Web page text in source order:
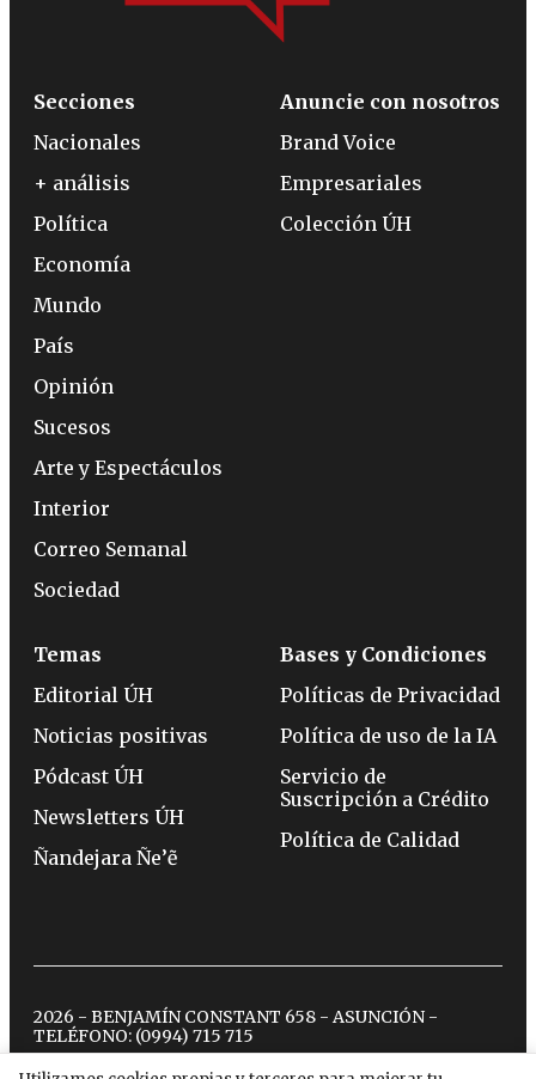
Secciones
Nacionales
+ análisis
Política
Economía
Mundo
País
Opinión
Sucesos
Arte y Espectáculos
Interior
Correo Semanal
Sociedad
Anuncie con nosotros
Brand Voice
Empresariales
Colección ÚH
Temas
Editorial ÚH
Noticias positivas
Pódcast ÚH
Newsletters ÚH
Ñandejara Ñe’ẽ
Bases y Condiciones
Políticas de Privacidad
Política de uso de la IA
Servicio de
Suscripción a Crédito
Política de Calidad
2026 - BENJAMÍN CONSTANT 658 - ASUNCIÓN -
TELÉFONO: (0994) 715 715